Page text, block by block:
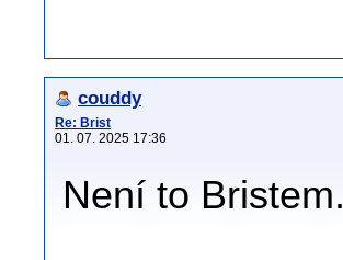
couddy
Re: Brist
01. 07. 2025 17:36
Není to Bristem.